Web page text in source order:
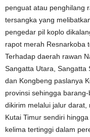
penguat atau penghilang
tersangka yang
pengedar pil koplo
rapot merah Resnarkoba
Terhadap daerah rawan
Sangatta Utara, Sangatta
dan Kongbeng paslanya
provinsi sehingga
dikirim melalui jalur darat,
Kutai Timur sendiri
kelima tertinggi dalam